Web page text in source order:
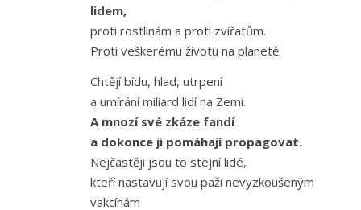
lidem,
proti rostlinám a proti zvířatům.
Proti veškerému životu na planetě.
Chtějí bídu, hlad, utrpení
a umírání miliard lidí na Zemi.
A mnozí své zkáze fandí
a dokonce ji pomáhají propagovat.
Nejčastěji jsou to stejní lidé,
kteří nastavují svou paži nevyzkoušeným
vakcínám